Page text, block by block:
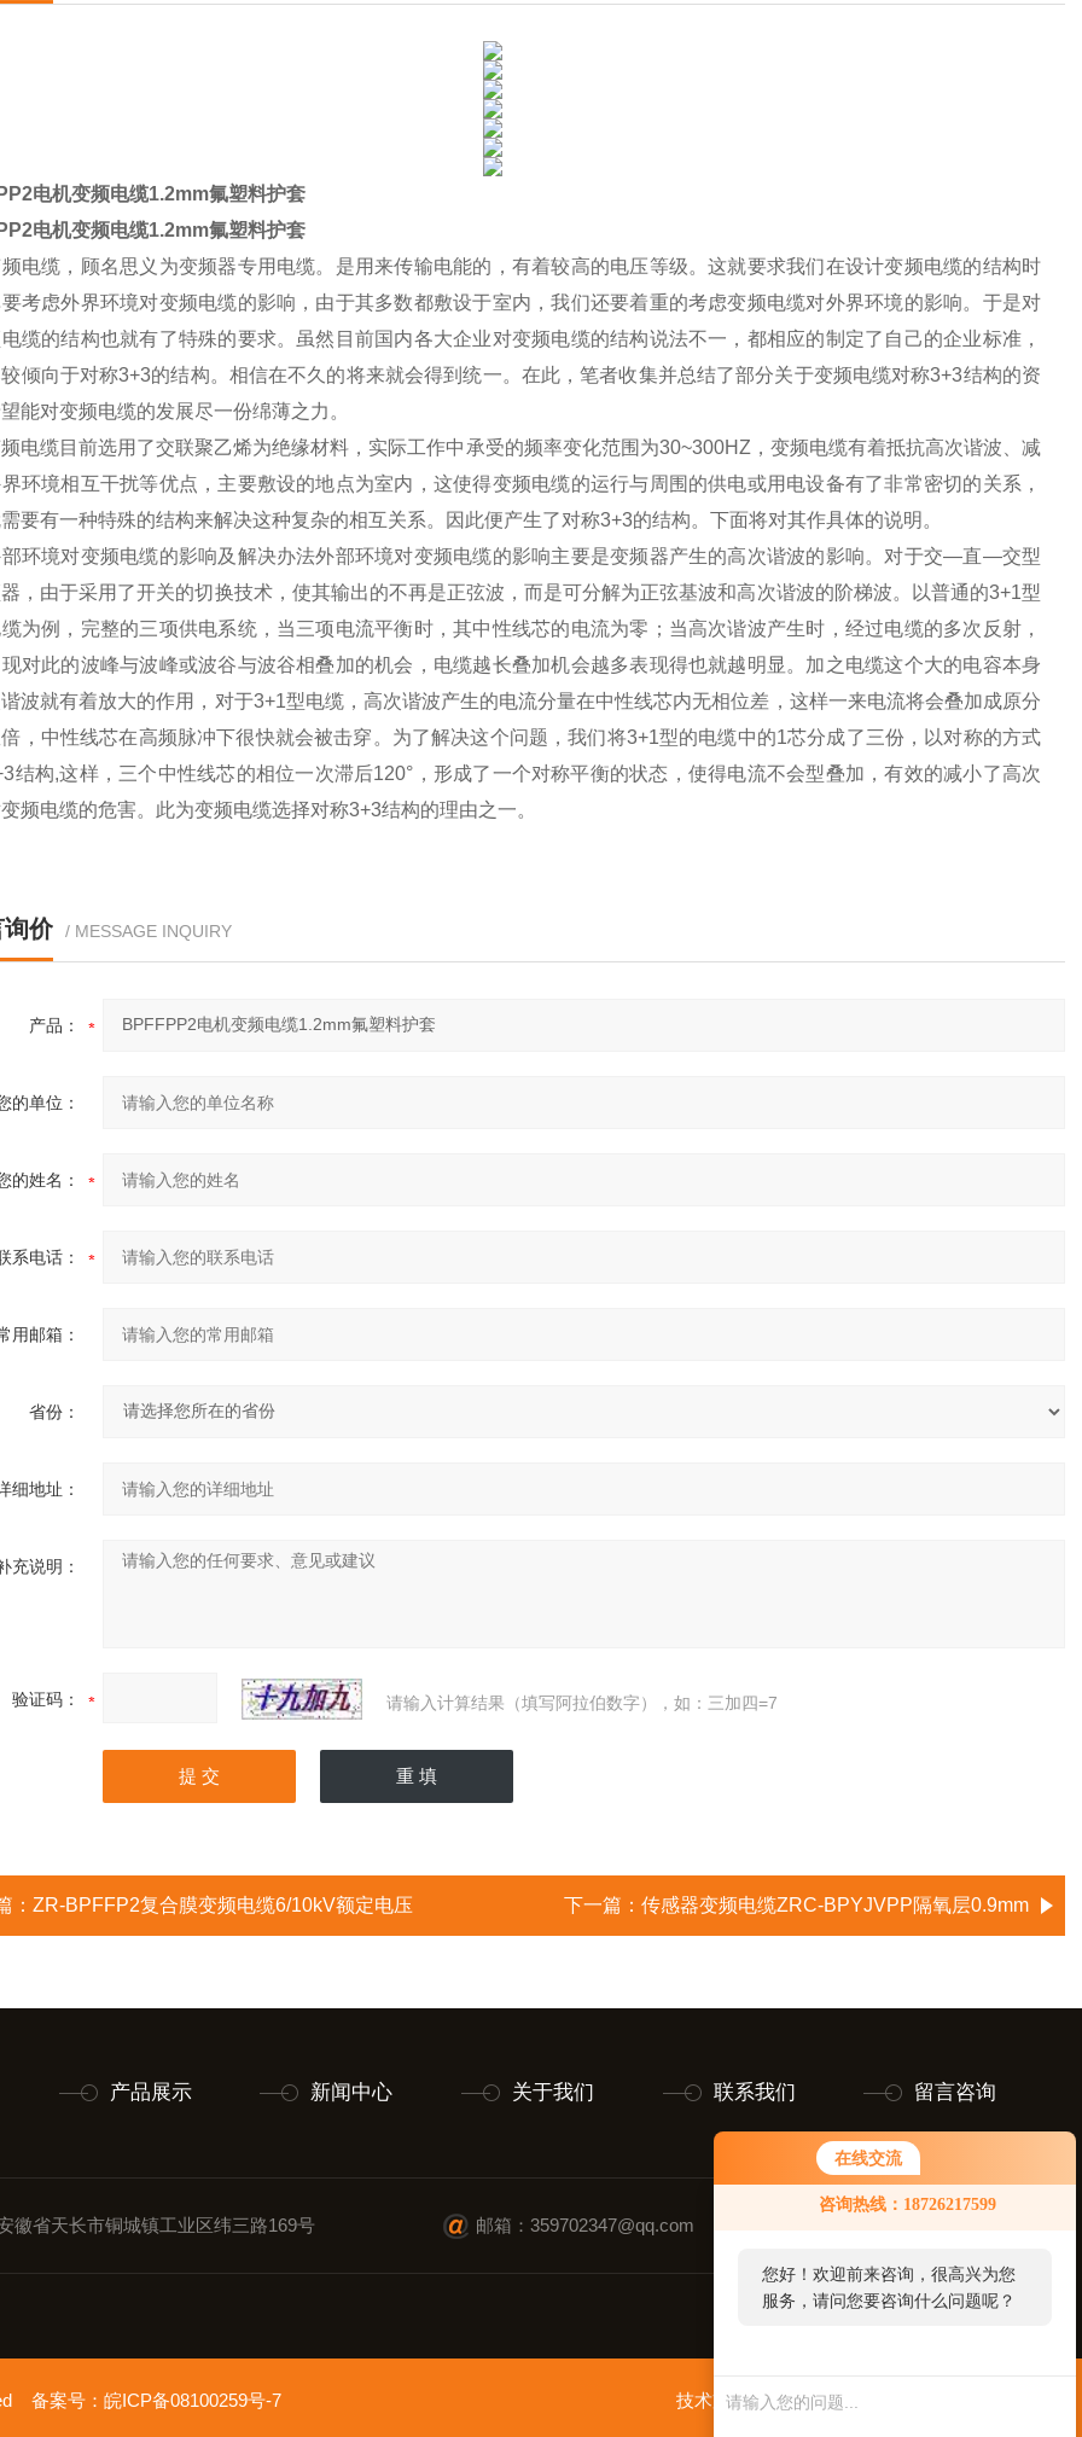
在线交流
咨询热线：18726217599
您好！欢迎前来咨询，很高兴为您
服务，请问您要咨询什么问题呢？
电机变频电缆1.2mm氟塑料护套
电机变频电缆1.2mm氟塑料护套
，顾名思义为变频器专用电缆。是用来传输电能的，有着较高的电压等级。这就要求我们在设计变频电缆的结构时
考虑外界环境对变频电缆的影响，由于其多数都敷设于室内，我们还要着重的考虑变频电缆对外界环境的影响。于是对
缆的结构也就有了特殊的要求。虽然目前国内各大企业对变频电缆的结构说法不一，都相应的制定了自己的企业标准，
倾向于对称3+3的结构。相信在不久的将来就会得到统一。在此，笔者收集并总结了部分关于变频电缆对称3+3结构的资
能对变频电缆的发展尽一份绵薄之力。
目前选用了交联聚乙烯为绝缘材料，实际工作中承受的频率变化范围为30~300HZ，变频电缆有着抵抗高次谐波、减
环境相互干扰等优点，主要敷设的地点为室内，这使得变频电缆的运行与周围的供电或用电设备有了非常密切的关系，
要有一种特殊的结构来解决这种复杂的相互关系。因此便产生了对称3+3的结构。下面将对其作具体的说明。
境对变频电缆的影响及解决办法外部环境对变频电缆的影响主要是变频器产生的高次谐波的影响。对于交—直—交型
，由于采用了开关的切换技术，使其输出的不再是正弦波，而是可分解为正弦基波和高次谐波的阶梯波。以普通的3+1型
为例，完整的三项供电系统，当三项电流平衡时，其中性线芯的电流为零；当高次谐波产生时，经过电缆的多次反射，
对此的波峰与波峰或波谷与波谷相叠加的机会，电缆越长叠加机会越多表现得也就越明显。加之电缆这个大的电容本身
波就有着放大的作用，对于3+1型电缆，高次谐波产生的电流分量在中性线芯内无相位差，这样一来电流将会叠加成原分
，中性线芯在高频脉冲下很快就会被击穿。为了解决这个问题，我们将3+1型的电缆中的1芯分成了三份，以对称的方式
结构,这样，三个中性线芯的相位一次滞后120°，形成了一个对称平衡的状态，使得电流不会型叠加，有效的减小了高次
频电缆的危害。此为变频电缆选择对称3+3结构的理由之一。
价 / MESSAGE INQUIRY
产品：
的单位：
的姓名：
系电话：
用邮箱：
省份：
细地址：
充说明：
验证码： 请输入计算结果（填写阿拉伯数字），如：三加四=7
： ZR-BPFFP2复合膜变频电缆6/10kV额定电压 下一篇： 传感器变频电缆ZRC-BPYJVPP隔氧层0.9mm
产品展示 新闻中心 关于我们 联系我们 留言咨询
徽省天长市铜城镇工业区纬三路169号 邮箱：359702347@qq.com
备案号： 皖ICP备08100259号-7 技术支持：智慧城市网